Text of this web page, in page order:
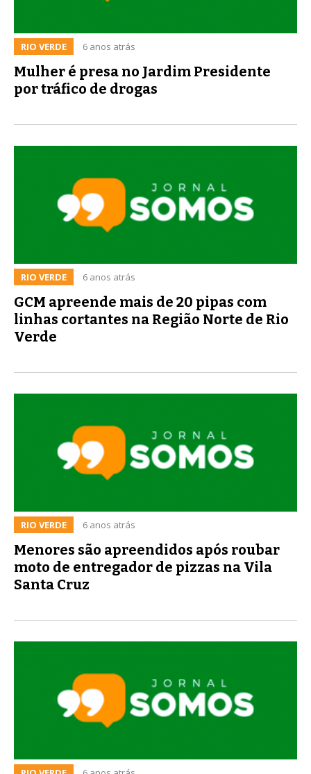
RIO VERDE 6 anos atrás
Mulher é presa no Jardim Presidente
por tráfico de drogas
RIO VERDE 6 anos atrás
GCM apreende mais de 20 pipas com
linhas cortantes na Região Norte de Rio
Verde
RIO VERDE 6 anos atrás
Menores são apreendidos após roubar
moto de entregador de pizzas na Vila
Santa Cruz